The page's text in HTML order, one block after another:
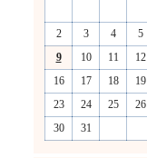
2
3 4 5
9
10 11 12
16
17 18 19
23
24 25 26
30
31